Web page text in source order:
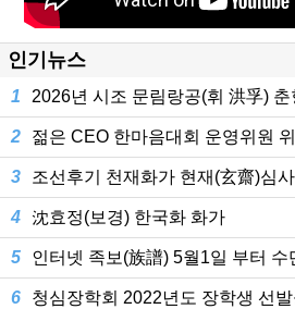
인기뉴스
1 2026년 시조 문림랑공(휘 洪孚)
2 젊은 CEO 한마음대회 운영위원
3 조선후기 천재화가 현재(玄齋)심
4 沈효정(보경) 한국화 화가
5 인터넷 족보(族譜) 5월1일 부터
6 청심장학회 2022년도 장학생 선발